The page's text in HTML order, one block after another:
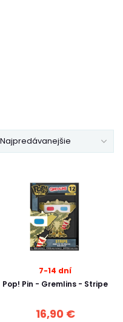
Najpredávanejšie
7-14 dní
Pop! Pin - Gremlins - Stripe
16,90 €